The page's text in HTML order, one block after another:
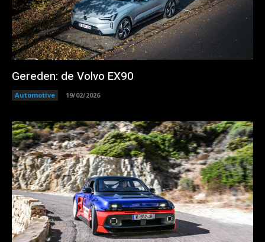
Gereden: de Volvo EX90
Automotive 19/02/2026